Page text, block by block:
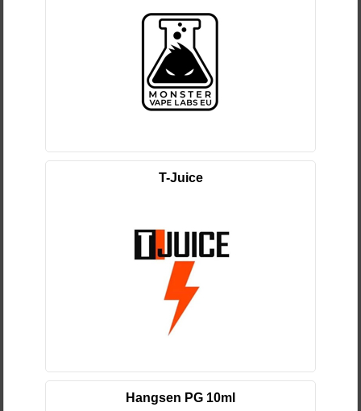
T-Juice
Hangsen PG 10ml